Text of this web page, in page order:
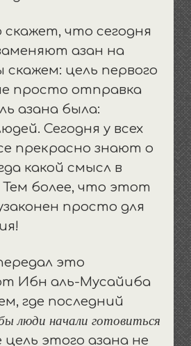
что сегодня
азан на
цель первого
просто отправка
азана была:
Сегодня у всех
прекрасно знают о
какой смысл в
Тем более, что этот
просто для
это
Ибн аль-Мусайиба
где последний
люди начали готовиться
цель этого азана не